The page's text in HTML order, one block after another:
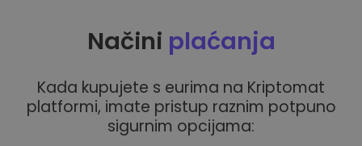
Načini plaćanja
Kada kupujete s eurima na Kriptomat
platformi, imate pristup raznim potpuno
sigurnim opcijama: